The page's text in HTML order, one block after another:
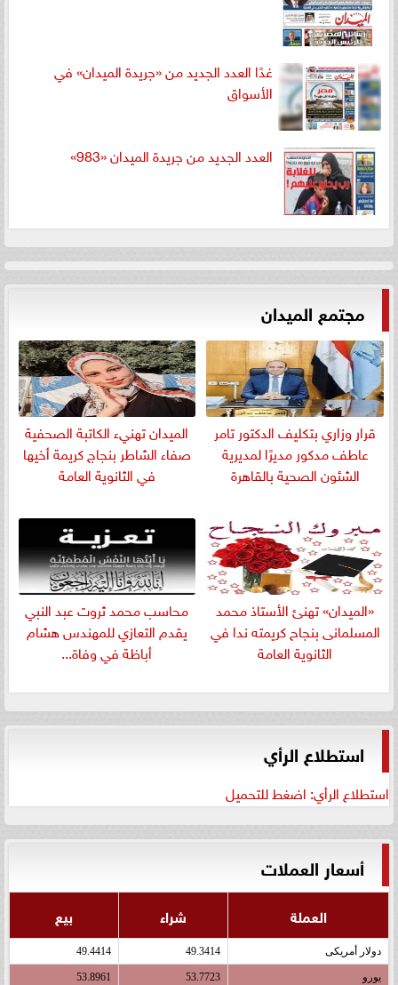
غدًا العدد الجديد من «جريدة الميدان» في
الأسواق
العدد الجديد من جريدة الميدان «983»
مجتمع الميدان
قرار وزاري بتكليف الدكتور تامر
عاطف مدكور مديرًا لمديرية
الشئون الصحية بالقاهرة
الميدان تهنيء الكاتبة الصحفية
صفاء الشاطر بنجاج كريمة أخيها
في الثانوية العامة
«الميدان» تهنئ الأستاذ محمد
المسلمانى بنجاح كريمته ندا في
الثانوية العامة
​محاسب محمد ثروت عبد النبي
يقدم التعازي للمهندس هشام
أباظة في وفاة...
استطلاع الرأي
استطلاع الرأي: اضغط للتحميل
أسعار العملات
العملة شراء بيع
دولار أمريكى 49.3414
49.4414
يورو 53.7723
53.8961